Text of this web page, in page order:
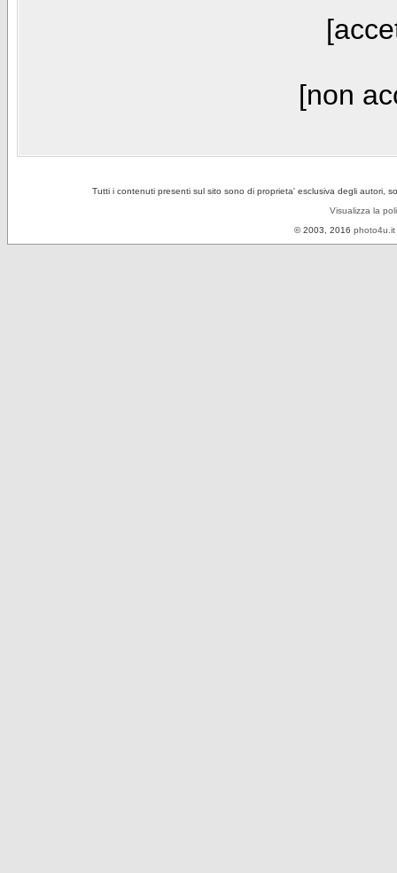
[non
Tutti i contenuti presenti sul sito sono di proprieta' esclusiva degli autori,
Visualizza la
© 2003, 2016 photo4u.it